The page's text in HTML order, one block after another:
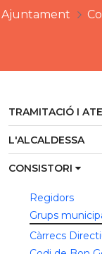
Ajuntament
TRAMITACIÓ I
L'ALCALDESSA
CONSISTORI
Regidors
Grups
Càrrecs